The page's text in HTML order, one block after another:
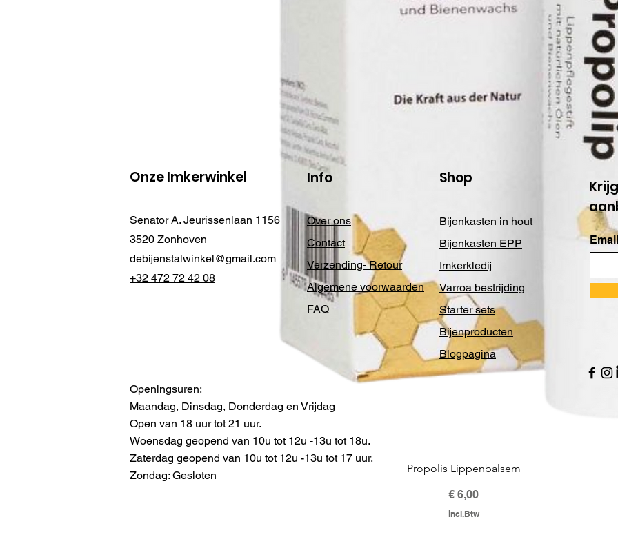
Propolis Lippenbalsem
Prijs
€ 6,00
incl.Btw
Onze Imkerwinkel
Senator A. Jeurissenlaan 1156
3520 Zonhoven
debijenstalwinkel@gmail.com
+32 472 72 42 08
Info
Over ons
Contact
Verzending- Retour
Algemene voorwaarden
FAQ
Shop
Bijenkasten in hout
Bijenkasten EPP
Imkerkledij
Varroa bestrijding
Starter sets
Bijenproducten
Blogpagina
Openingsuren:
Maandag, Dinsdag, Donderdag en Vrijdag
Open van 18 uur tot 21 uur.
Woensdag geopend van 10u tot 12u -13u tot 18u.
Zaterdag geopend van 10u tot 12u -13u tot 17 uur.
Zondag: Gesloten